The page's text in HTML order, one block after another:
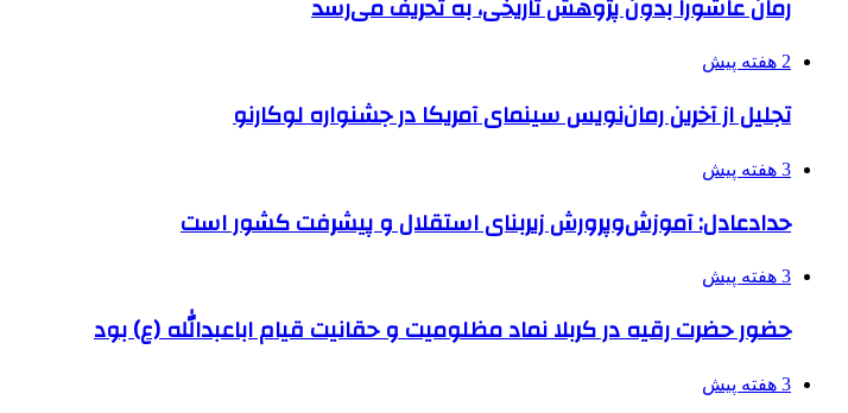
2 هفته پیش
تجلیل از آخرین رمان‌نویس سینمای آمریکا در جشنواره لوکارنو
3 هفته پیش
حدادعادل: آموزش‌وپرورش زیربنای استقلال و پیشرفت کشور است
3 هفته پیش
حضور حضرت رقیه در کربلا نماد مظلومیت و حقانیت قیام اباعبدالله (ع) بود
3 هفته پیش